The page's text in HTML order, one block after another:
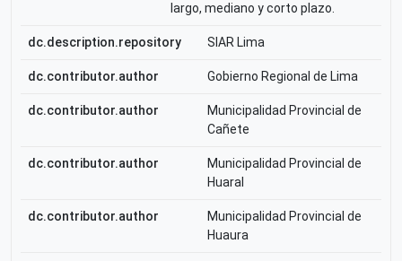
largo, mediano y corto plazo.
dc.description.repository SIAR Lima
dc.contributor.author Gobierno Regional de Lima
dc.contributor.author
Municipalidad Provincial de
Cañete
dc.contributor.author
Municipalidad Provincial de
Huaral
dc.contributor.author
Municipalidad Provincial de
Huaura